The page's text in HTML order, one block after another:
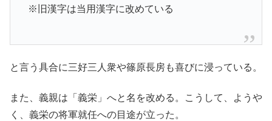
※旧漢字は当用漢字に改めている
と言う具合に三好三人衆や篠原長房も喜びに浸っている。
また、義親は「義栄」へと名を改める。こうして、ようや
く、義栄の将軍就任への目途が立った。